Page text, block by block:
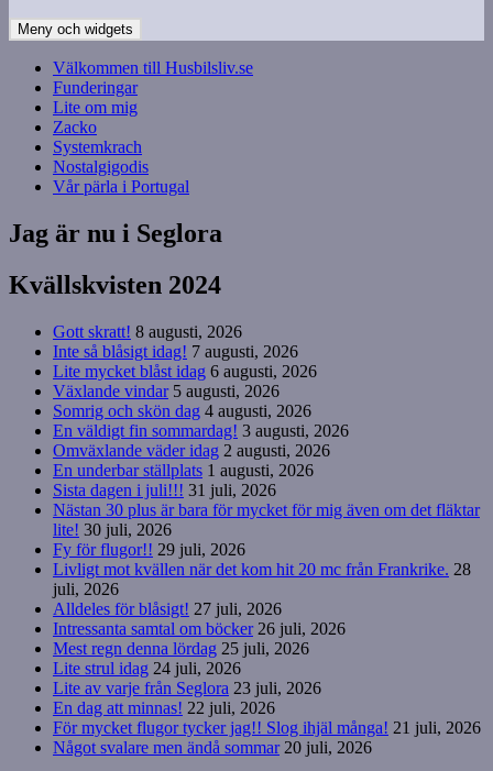
Meny och widgets
Välkommen till Husbilsliv.se
Funderingar
Lite om mig
Zacko
Systemkrach
Nostalgigodis
Vår pärla i Portugal
Jag är nu i Seglora
Kvällskvisten 2024
Gott skratt! 8 augusti, 2026
Inte så blåsigt idag! 7 augusti, 2026
Lite mycket blåst idag 6 augusti, 2026
Växlande vindar 5 augusti, 2026
Somrig och skön dag 4 augusti, 2026
En väldigt fin sommardag! 3 augusti, 2026
Omväxlande väder idag 2 augusti, 2026
En underbar ställplats 1 augusti, 2026
Sista dagen i juli!!! 31 juli, 2026
Nästan 30 plus är bara för mycket för mig även om det fläktar
lite! 30 juli, 2026
Fy för flugor!! 29 juli, 2026
Livligt mot kvällen när det kom hit 20 mc från Frankrike. 28
juli, 2026
Alldeles för blåsigt! 27 juli, 2026
Intressanta samtal om böcker 26 juli, 2026
Mest regn denna lördag 25 juli, 2026
Lite strul idag 24 juli, 2026
Lite av varje från Seglora 23 juli, 2026
En dag att minnas! 22 juli, 2026
För mycket flugor tycker jag!! Slog ihjäl många! 21 juli, 2026
Något svalare men ändå sommar 20 juli, 2026